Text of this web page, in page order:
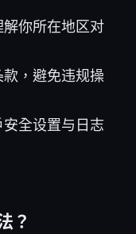
你所在地区对
，避免违规操
全设置与日志
？